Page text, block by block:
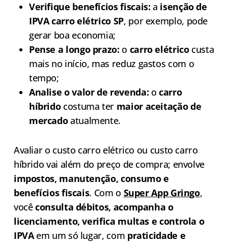
Verifique benefícios fiscais: a isenção de
IPVA carro elétrico SP, por exemplo, pode
gerar boa economia;
Pense a longo prazo: o carro elétricocusta
mais no início, mas reduz gastos com o
tempo;
Analise o valor de revenda: ocarro
híbridocostuma ter maior aceitação de
mercadoatualmente.
Avaliar o custo carro elétrico ou custo carro
híbrido vai além do preço de compra; envolve
impostos, manutenção, consumo e
benefícios fiscais. Com o Super App Gringo,
vocêconsulta débitos, acompanha o
licenciamento, verifica multas e controla o
IPVAem um só lugar, com praticidade e